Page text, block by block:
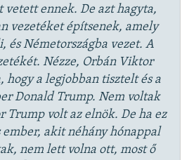
vetett ennek. De azt hagyta,
vezetéket építsenek, amely
és Németországba vezet. A
Nézze, Orbán Viktor
hogy a legjobban tisztelt és a
Donald Trump. Nem voltak
volt az elnök. De ha ez
ember, akit néhány hónappal
nem lett volna ott, most ő